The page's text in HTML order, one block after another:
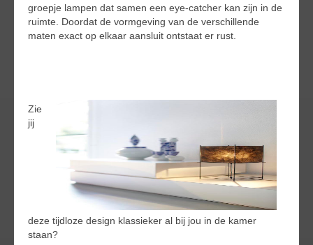
groepje lampen dat samen een eye-catcher kan zijn in de
ruimte. Doordat de vormgeving van de verschillende
maten exact op elkaar aansluit ontstaat er rust.
Zie
jij
deze tijdloze design klassieker al bij jou in de kamer
staan?